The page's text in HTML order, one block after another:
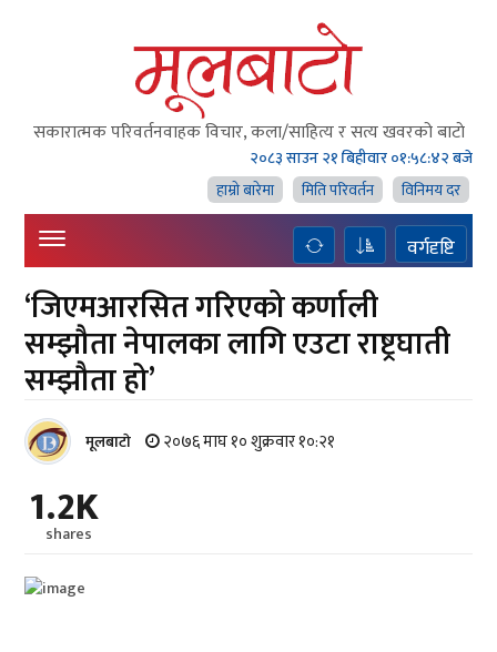
सकारात्मक परिवर्तनवाहक विचार, कला/साहित्य र सत्य खवरको बाटाे
२०८३ साउन २१ बिहीवार०१:५८:४४ बजे
हाम्राे बारेमा
मिति परिवर्तन विनिमय दर
वर्गदृष्टि
‘जिएमआरसित गरिएको कर्णाली
सम्झौता नेपालका लागि एउटा राष्ट्रघाती
सम्झौता हो’
मूलबाटाे २०७६ माघ १० शुक्रवार १०:२१
1.2K
shares